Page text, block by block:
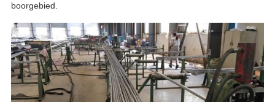
boorgebied.